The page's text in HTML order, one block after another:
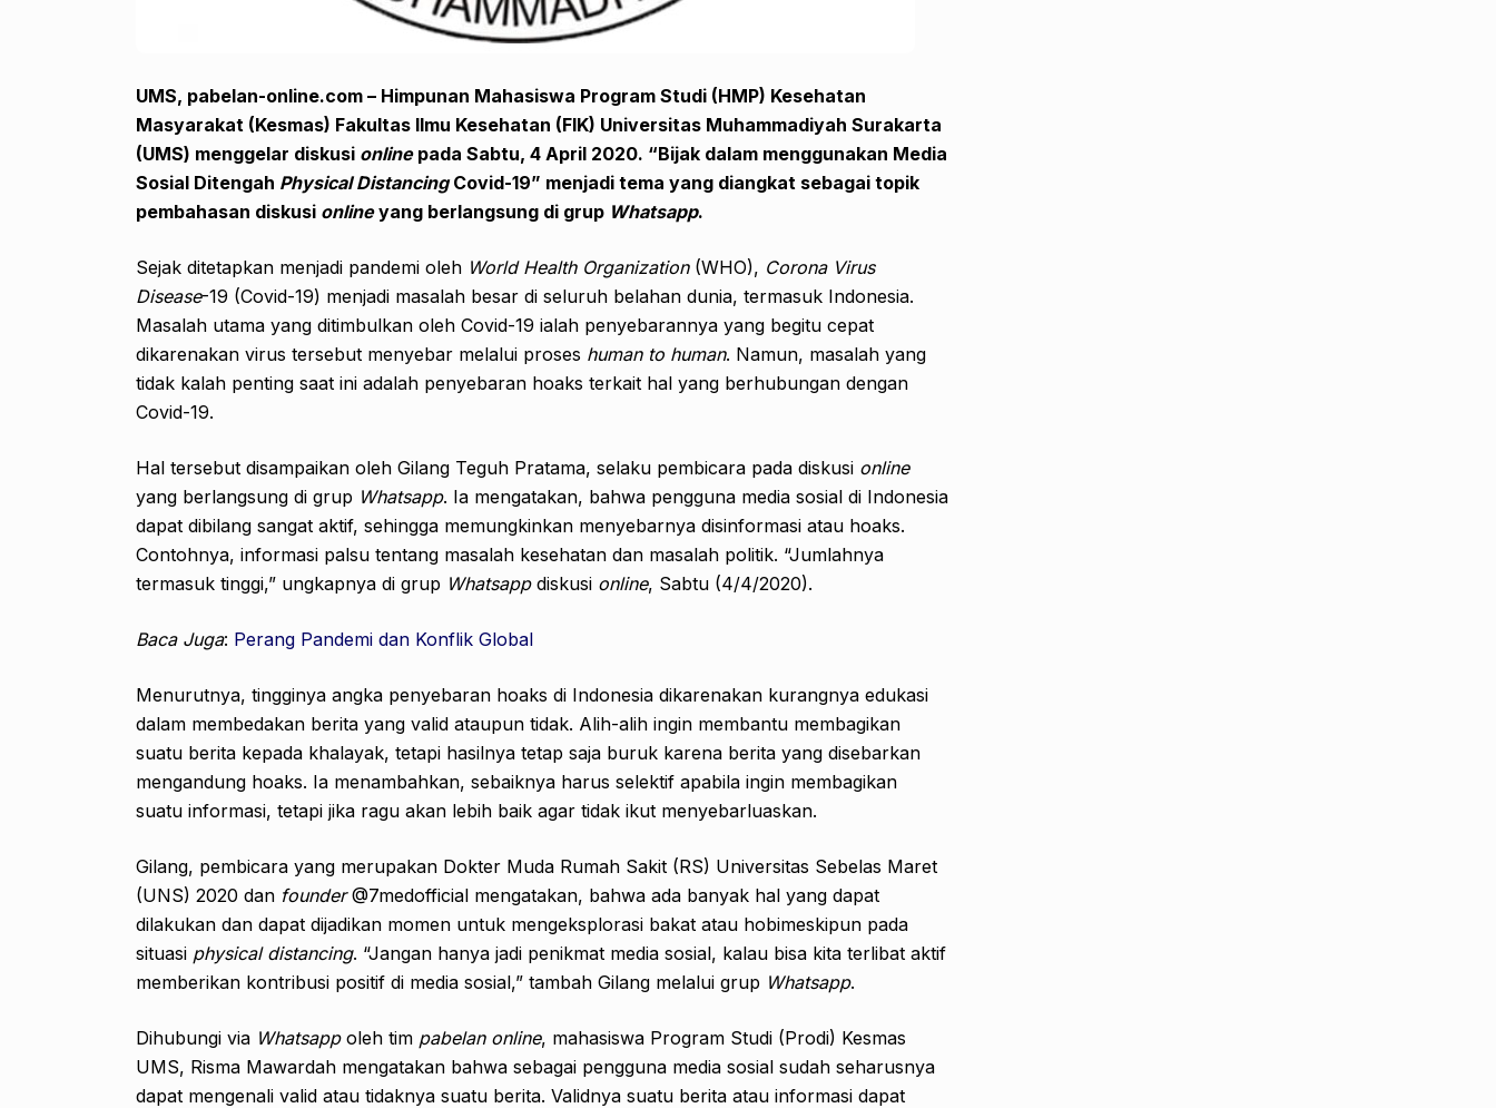
UMS, pabelan-online.com – Himpunan Mahasiswa Program Studi (HMP) Kesehatan
Masyarakat (Kesmas) Fakultas Ilmu Kesehatan (FIK) Universitas Muhammadiyah Surakarta
(UMS) menggelar diskusi onlinepada Sabtu, 4 April 2020. “Bijak dalam menggunakan Media
Sosial Ditengah Physical DistancingCovid-19” menjadi tema yang diangkat sebagai topik
pembahasan diskusi onlineyang berlangsung di grup Whatsapp.
Sejak ditetapkan menjadi pandemi oleh World Health Organization(WHO), Corona Virus
Disease-19 (Covid-19) menjadi masalah besar di seluruh belahan dunia, termasuk Indonesia.
Masalah utama yang ditimbulkan oleh Covid-19 ialah penyebarannya yang begitu cepat
dikarenakan virus tersebut menyebar melalui proses human to human. Namun, masalah yang
tidak kalah penting saat ini adalah penyebaran hoaks terkait hal yang berhubungan dengan
Covid-19.
Hal tersebut disampaikan oleh Gilang Teguh Pratama, selaku pembicara pada diskusi online
yang berlangsung di grup Whatsapp. Ia mengatakan, bahwa pengguna media sosial di Indonesia
dapat dibilang sangat aktif, sehingga memungkinkan menyebarnya disinformasi atau hoaks.
Contohnya, informasi palsu tentang masalah kesehatan dan masalah politik. “Jumlahnya
termasuk tinggi,” ungkapnya di grup Whatsapp diskusi online, Sabtu (4/4/2020).
Baca Juga: Perang Pandemi dan Konflik Global
Menurutnya, tingginya angka penyebaran hoaks di Indonesia dikarenakan kurangnya edukasi
dalam membedakan berita yang valid ataupun tidak. Alih-alih ingin membantu membagikan
suatu berita kepada khalayak, tetapi hasilnya tetap saja buruk karena berita yang disebarkan
mengandung hoaks. Ia menambahkan, sebaiknya harus selektif apabila ingin membagikan
suatu informasi, tetapi jika ragu akan lebih baik agar tidak ikut menyebarluaskan.
Gilang, pembicara yang merupakan Dokter Muda Rumah Sakit (RS) Universitas Sebelas Maret
(UNS) 2020 dan founder@7medofficial mengatakan, bahwa ada banyak hal yang dapat
dilakukan dan dapat dijadikan momen untuk mengeksplorasi bakat atau hobimeskipun pada
situasi physical distancing. “Jangan hanya jadi penikmat media sosial, kalau bisa kita terlibat aktif
memberikan kontribusi positif di media sosial,” tambah Gilang melalui grup Whatsapp.
Dihubungi via Whatsappoleh tim pabelan online, mahasiswa Program Studi (Prodi) Kesmas
UMS, Risma Mawardah mengatakan bahwa sebagai pengguna media sosial sudah seharusnya
dapat mengenali valid atau tidaknya suatu berita. Validnya suatu berita atau informasi dapat